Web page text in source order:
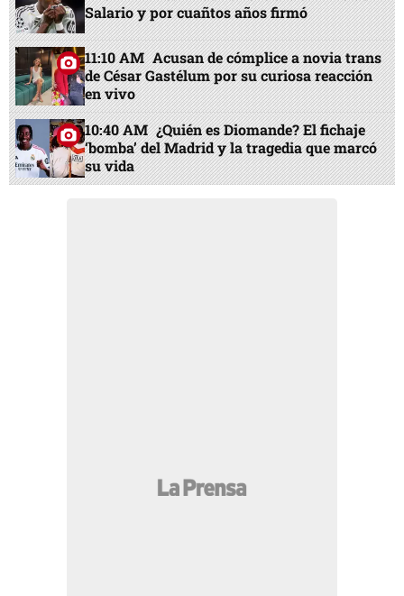
Salario y por cuañtos años firmó
11:10 AM Acusan de cómplice a novia trans
de César Gastélum por su curiosa reacción
en vivo
10:40 AM ¿Quién es Diomande? El fichaje
‘bomba’ del Madrid y la tragedia que marcó
su vida